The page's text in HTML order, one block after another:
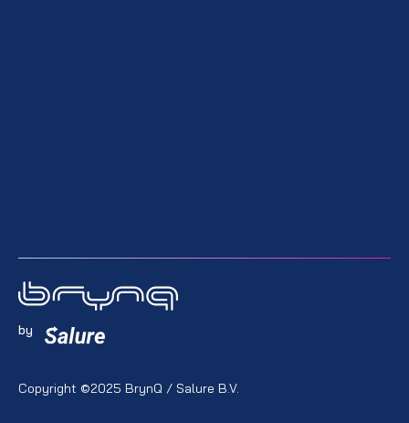
Copyright ©2025 BrynQ / Salure B.V.
by